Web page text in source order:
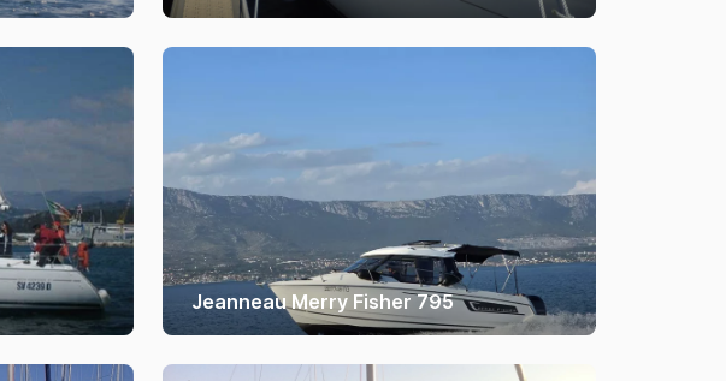
Jeanneau Merry Fisher 795